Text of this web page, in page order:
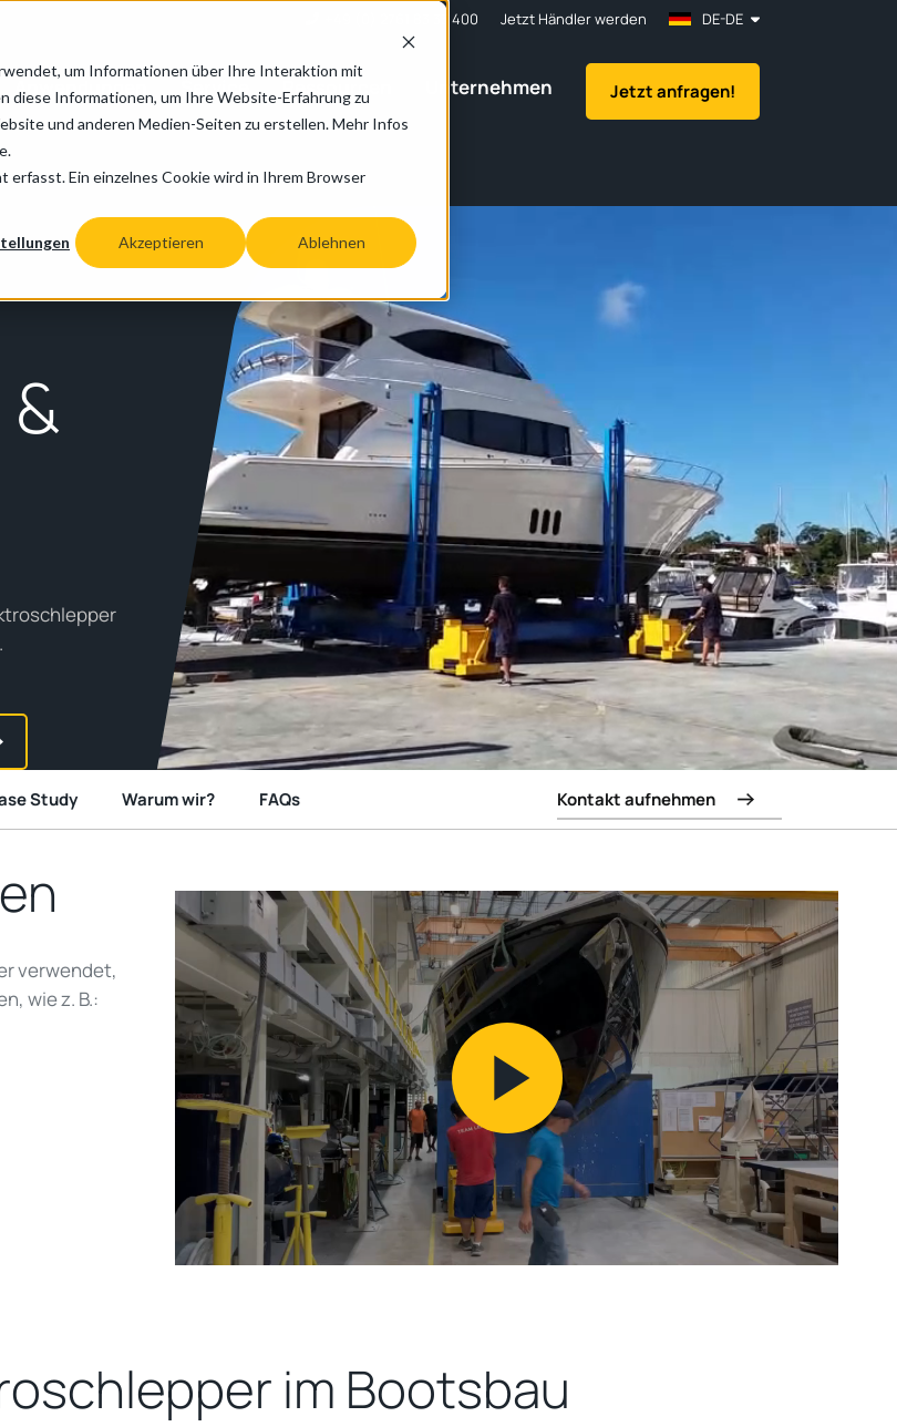
um Informationen über Ihre Interaktion mit
diese Informationen, um Ihre Website-Erfahrung zu
und anderen Medien-Seiten zu erstellen. Mehr Infos
Ein einzelnes Cookie wird in Ihrem Browser
Akzeptieren Ablehnen
+49 (0) 2761 83 33 400 Jetzt Händler werden DE-DE
Anwendungen Service Ressourcen Unternehmen Jetzt anfragen!
Study Warum wir? FAQs Kontakt aufnehmen
Play
Video
verwendet,
wie z. B.:
im Bootsbau